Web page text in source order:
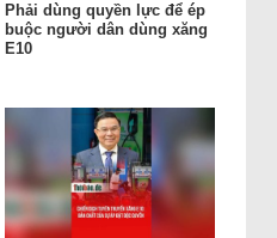
Phải dùng quyền lực để ép
buộc người dân dùng xăng
E10